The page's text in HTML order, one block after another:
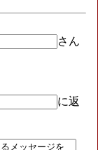
さん
に返